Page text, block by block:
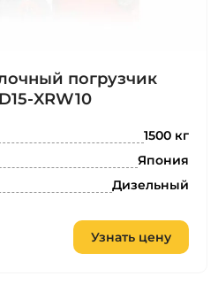
погрузчик
XRW10
1500 кг
Япония
Дизельный
Узнать цену